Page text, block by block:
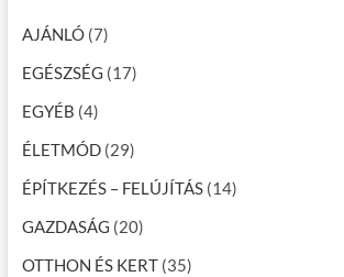
v
i
g
á
c
i
ó
AJÁNLÓ(7)
EGÉSZSÉG (17)
EGYÉB (4)
ÉLETMÓD(29)
ÉPÍTKEZÉS – FELÚJÍTÁS(14)
GAZDASÁG (20)
OTTHON ÉS KERT(35)